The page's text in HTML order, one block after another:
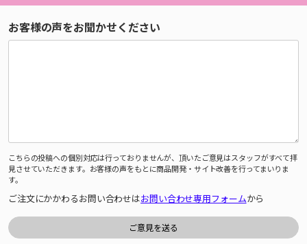
お客様の声をお聞かせください
こちらの投稿への個別対応は行っておりませんが、頂いたご意見はスタッフがすべて拝
見させていただきます。お客様の声をもとに商品開発・サイト改善を行ってまいりま
す。
ご注文にかかわるお問い合わせはお問い合わせ専用フォームから